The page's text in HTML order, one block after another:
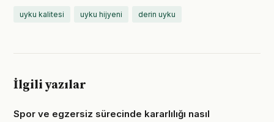
uyku kalitesi uyku hijyeni derin uyku
İlgili yazılar
Spor ve egzersiz sürecinde kararlılığı nasıl